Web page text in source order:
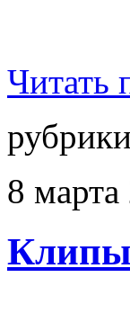
Читать
8 марта
Клипы